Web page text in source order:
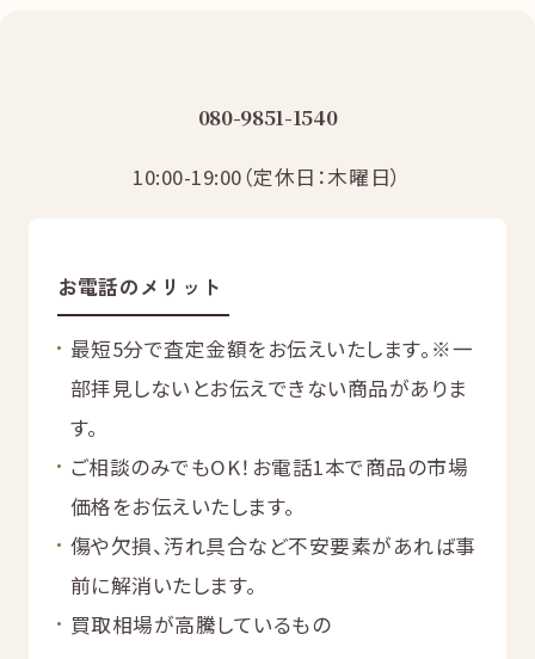
総合受付 10:00-19:00（年中無休）/通話料無料
080-9851-1540
10:00-19:00（定休日：木曜日）
お電話のメリット
最短5分で査定金額をお伝えいたします。 ※一
部拝見しないとお伝えできない商品がありま
す。
ご相談のみでもOK！お電話1本で商品の市場
価格をお伝えいたします。
傷や欠損、汚れ具合など不安要素があれば事
前に解消いたします。
買取相場が高騰しているもの